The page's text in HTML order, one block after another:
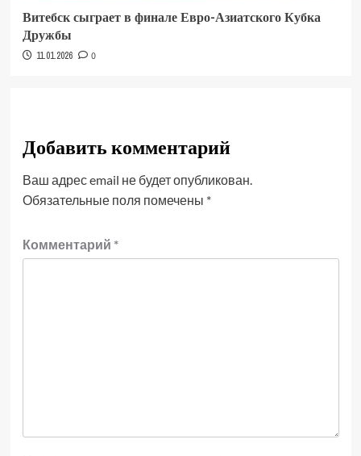
Витебск сыграет в финале Евро-Азиатского Кубка
Дружбы
11.01.2026 0
Добавить комментарий
Ваш адрес email не будет опубликован.
Обязательные поля помечены *
Комментарий *